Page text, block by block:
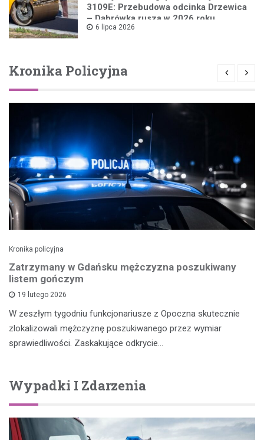
3109E: Przebudowa odcinka Drzewica
– Dąbrówka rusza w 2026 roku
6 lipca 2026
Kronika Policyjna
Kronika policyjna
Zatrzymany w Gdańsku mężczyzna poszukiwany
listem gończym
19 lutego 2026
W zeszłym tygodniu funkcjonariusze z Opoczna skutecznie
zlokalizowali mężczyznę poszukiwanego przez wymiar
sprawiedliwości. Zaskakujące odkrycie…
Wypadki I Zdarzenia